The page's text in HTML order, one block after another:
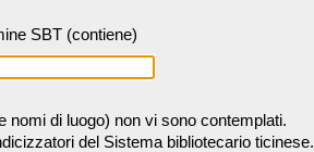
SBT (contiene)
nomi di luogo) non vi sono contemplati.
del Sistema bibliotecario ticinese.